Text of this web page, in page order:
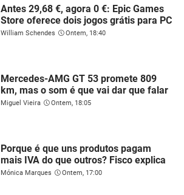
Antes 29,68 €, agora 0 €: Epic Games
Store oferece dois jogos grátis para PC
William Schendes Ontem, 18:40
Mercedes-AMG GT 53 promete 809
km, mas o som é que vai dar que falar
Miguel Vieira Ontem, 18:05
Porque é que uns produtos pagam
mais IVA do que outros? Fisco explica
Mónica Marques Ontem, 17:00